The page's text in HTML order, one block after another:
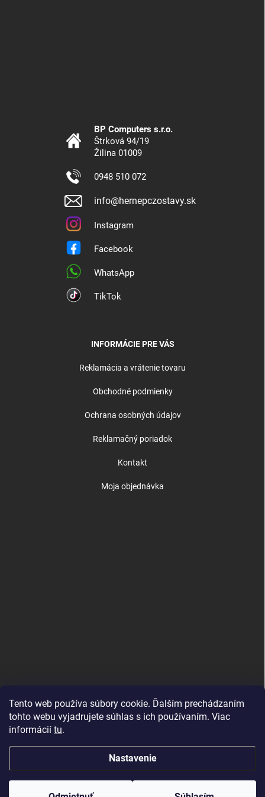
Tento web používa súbory cookie. Ďalším prechádzaním
tohto webu vyjadrujete súhlas s ich používaním. Viac
informácií tu.
Nastavenie
BP Computers s.r.o.
Štrková 94/19
Žilina 01009
0948 510 072
info@hernepczostavy.sk
Instagram
Facebook
WhatsApp
TikTok
INFORMÁCIE PRE VÁS
Reklamácia a vrátenie tovaru
Obchodné podmienky
Ochrana osobných údajov
Reklamačný poriadok
Kontakt
Moja objednávka
Good E-shops have logic. SALELOGICS
Copyright 2026 Herné PC Zostavy . Všetky práva vyhradené.